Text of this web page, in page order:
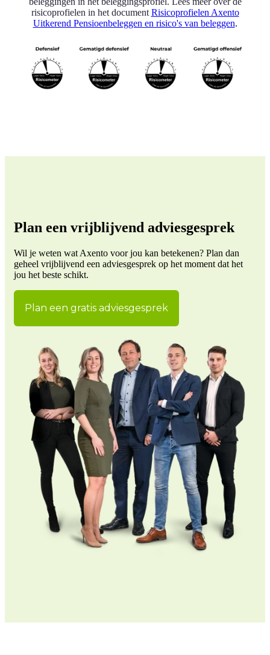
risicoprofielen in het document Risicoprofielen Axento
Uitkerend Pensioenbeleggen en risico's van beleggen.
Plan een vrijblijvend adviesgesprek
Wil je weten wat Axento voor jou kan betekenen? Plan dan
geheel vrijblijvend een adviesgesprek op het moment dat het
jou het beste schikt.
Plan een gratis adviesgesprek